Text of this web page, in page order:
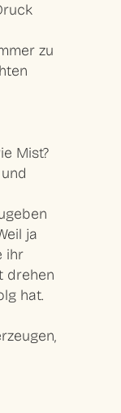
zu
Mist?
ja
ihr
drehen
hat.